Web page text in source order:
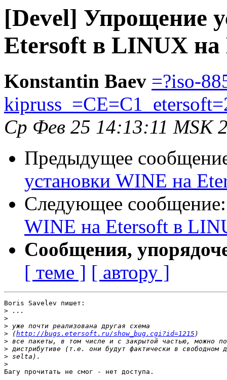
[Devel] Упрощение
Etersoft в LINUX на
Konstantin Baev =?iso-
Ср Фев 25 14:13:11 MSK
Предыдущее
установки WINE на
Следующее
WINE на Etersoft в
Сообщения,
[ теме ] [ автору ]
Boris Savelev пишет:
>
>
>
> (http://bugs.etersoft.ru/show_bug.cgi?id=1215
>
>
>
>
Багу прочитать не смог - нет доступа.